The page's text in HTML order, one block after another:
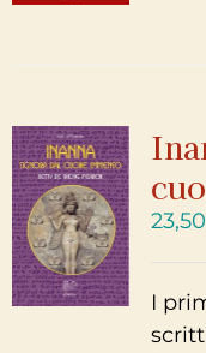
23,50
I